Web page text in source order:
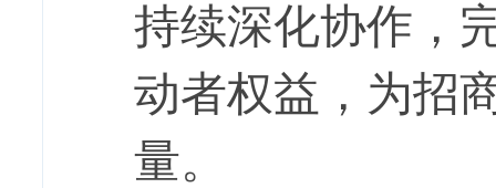
持续深化协作，
动者权益，为招
量。